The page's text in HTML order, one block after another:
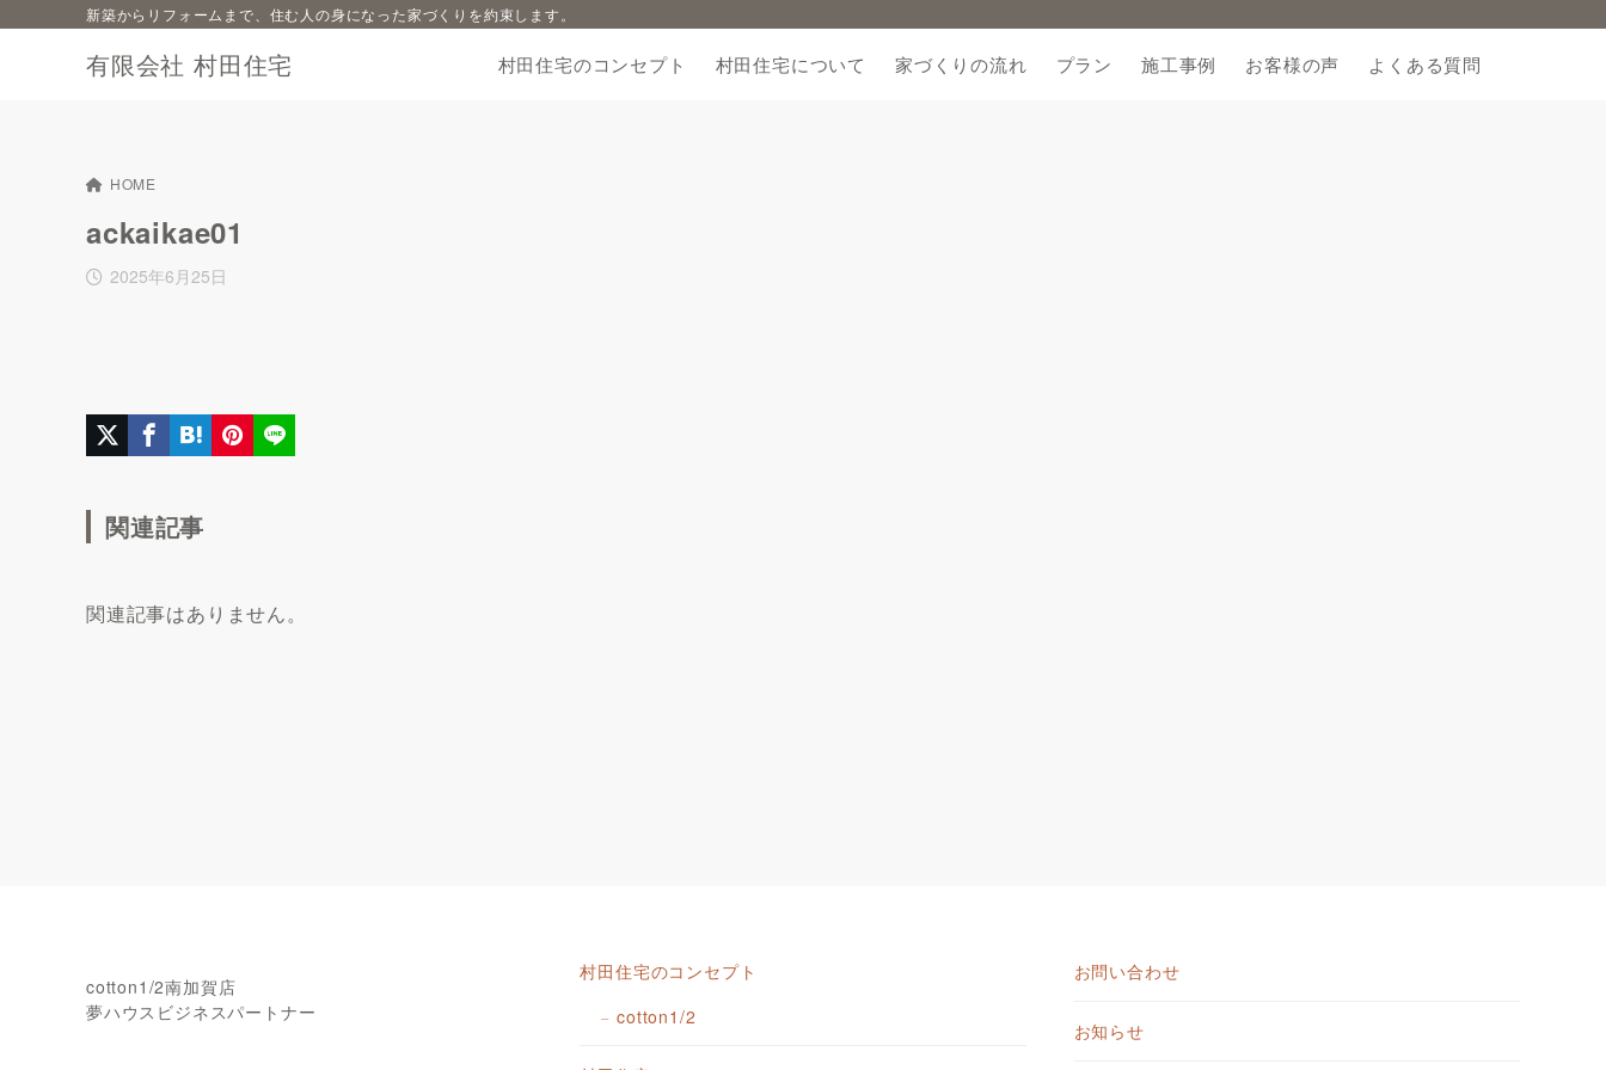
有限会社 村田住宅
新築からリフォームまで、住む人の身になった家づくりを約束します。
村田住宅のコンセプト 村田住宅について 家づくりの流れ プラン 施工事例 お客様の声 よくある質問
HOME
ackaikae01
2025年6月25日
関連記事
関連記事はありません。
cotton1/2南加賀店
夢ハウスビジネスパートナー
村田住宅のコンセプト
cotton1/2
お問い合わせ
お知らせ